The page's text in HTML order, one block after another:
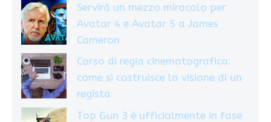
Servirà un mezzo miracolo per
Avatar 4 e Avatar 5 a James
Cameron
Corso di regia cinematografica:
come si costruisce la visione di un
regista
Top Gun 3 è ufficialmente in fase